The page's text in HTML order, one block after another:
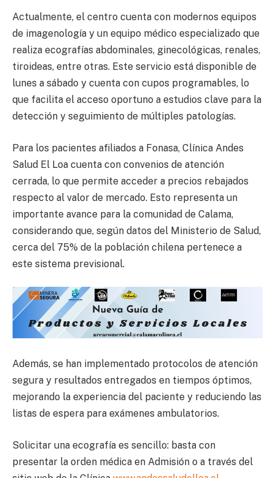
Actualmente, el centro cuenta con modernos equipos
de imagenología y un equipo médico especializado que
realiza ecografías abdominales, ginecológicas, renales,
tiroideas, entre otras. Este servicio está disponible de
lunes a sábado y cuenta con cupos programables, lo
que facilita el acceso oportuno a estudios clave para la
detección y seguimiento de múltiples patologías.
Para los pacientes afiliados a Fonasa, Clínica Andes
Salud El Loa cuenta con convenios de atención
cerrada, lo que permite acceder a precios rebajados
respecto al valor de mercado. Esto representa un
importante avance para la comunidad de Calama,
considerando que, según datos del Ministerio de Salud,
cerca del 75% de la población chilena pertenece a
este sistema previsional.
Además, se han implementado protocolos de atención
segura y resultados entregados en tiempos óptimos,
mejorando la experiencia del paciente y reduciendo las
listas de espera para exámenes ambulatorios.
Solicitar una ecografía es sencillo: basta con
presentar la orden médica en Admisión o a través del